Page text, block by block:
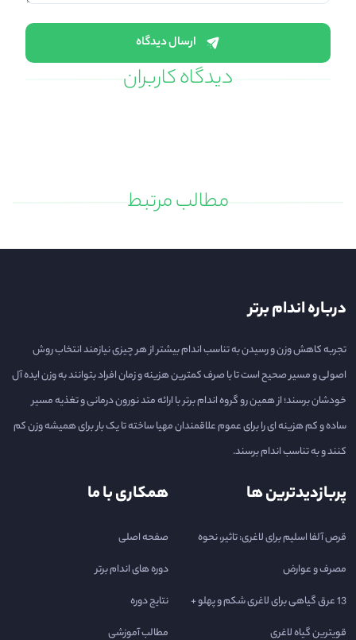
ارسال دیدگاه
دیدگاه کاربران
مطالب مرتبط
درباره اندام برتر
تجربه کاهش وزن و رسیدن به تناسب اندام بیشتر از هر چیزی نیازمند انتخاب روش
اصولی و مسیر صحیح است تا با صرف کمترین هزینه و زمان افراد بتوانند به وزن ایده آل
خودشان برسند؛ از همین رو گروه اندام برتر با ارائه متد نورون درمانی و تغذیه مسیر
ساده و کم هزینه ای را برای عموم علاقمندان مهیا ساخته تا یک بار برای همیشه وزن کم
کنند و به تناسب اندام برسند.
پربازدیدترین ها
قرص آلفا اسلیم برای لاغری: تاثیر، نحوه
مصرف و عوارض
13 عرق گیاهی برای لاغری شکم و پهلو +
قویترین گیاه لاغری
همکاری با ما
صفحه اصلی
دوره های اندام برتر
نتایج دوره
مطالب آموزشی